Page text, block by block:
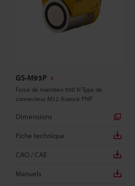
GS-M93P
Force de maintien 900 N Type de
connecteur M12 Avancé PNP
Dimensions
Fiche technique
CAO / CAE
Manuels